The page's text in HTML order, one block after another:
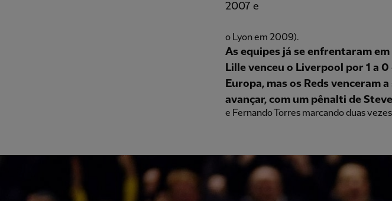
2007 e
o Lyon em 2009).
As equipes já se enfrentaram
Lille venceu o Liverpool por 1 a
Europa, mas os Reds venceram
avançar, com um pênalti de
e Fernando Torres marcando duas